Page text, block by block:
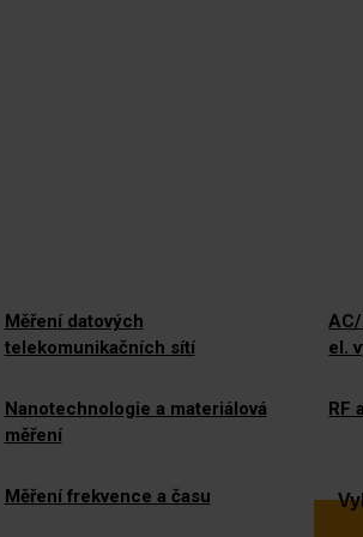
Měření datových
telekomunikačních sítí
el.
Nanotechnologie a materiálová
měření
RF
Měření frekvence a času